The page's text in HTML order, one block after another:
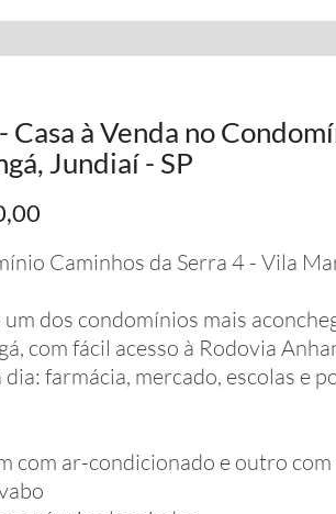
Casa à Venda no
Jundiaí - SP
Caminhos da Serra 4 - Vila
dos condomínios mais
com fácil acesso à Rodovia
farmácia, mercado, escolas e
com ar-condicionado e outro